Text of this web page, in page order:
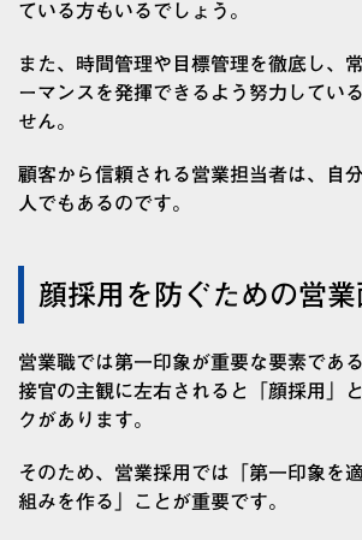
ている方もいるでしょう。
また、時間管理や目標管理を徹底し、
ーマンスを発揮できるよう努力してい
せん。
顧客から信頼される営業担当者は、自
人でもあるのです。
顔採用を防ぐための営
営業職では第一印象が重要な要素であ
接官の主観に左右されると「顔採用」
クがあります。
そのため、営業採用では「第一印象を
組みを作る」ことが重要です。